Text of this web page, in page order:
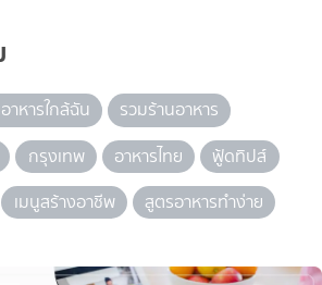
าหารใกล้ฉัน
รวมร้านอาหาร
กรุงเทพ อาหารไทย
ฟู้ดทิปส์
เมนูสร้างอาชีพ สูตรอาหารทำง่าย